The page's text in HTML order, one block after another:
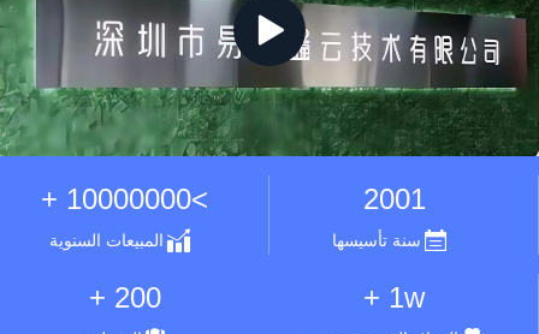
2001
سنة تأسيسها
>10000000 +
المبيعات السنوية
1w +
200 +